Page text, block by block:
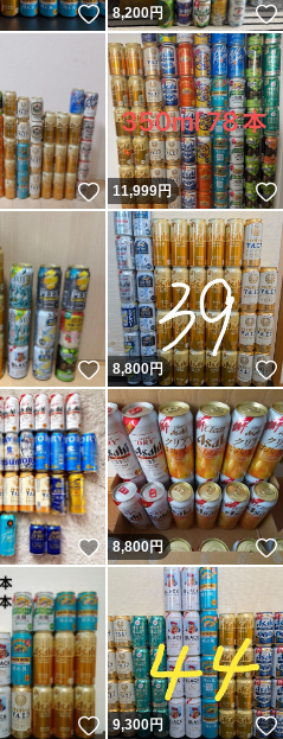
いいね！
8,200円
いいね！
11,999円
いいね！
8,800円
いいね！
8,800円
いいね！
9,300円